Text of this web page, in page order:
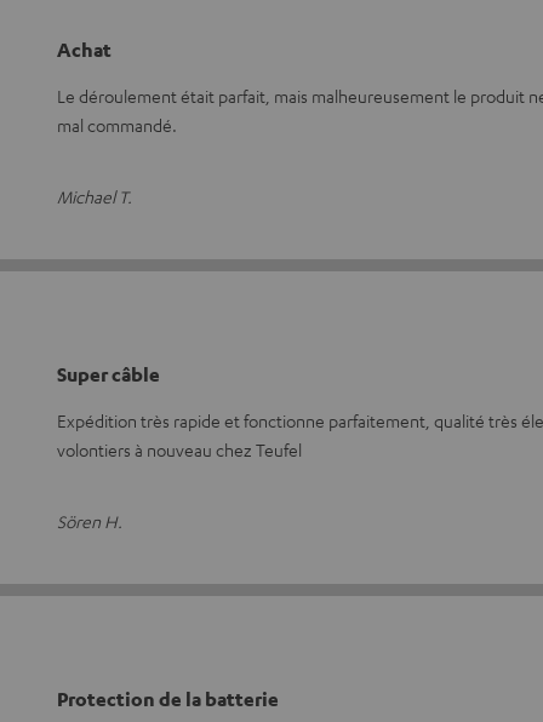
Achat
Le déroulement était parfait, mais malheureusement le produit
mal commandé.
Michael T.
Super câble
Expédition très rapide et fonctionne parfaitement, qualité très
volontiers à nouveau chez Teufel
Sören H.
Protection de la batterie